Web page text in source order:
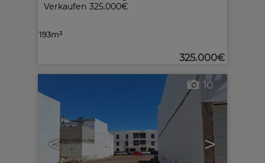
Verkaufen 325.000€
193m²
325.000€
< >
10